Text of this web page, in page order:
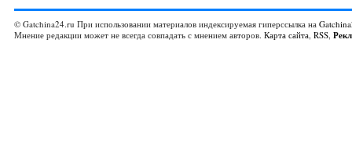
© Gatchina24.ru При использовании материалов индексируемая гиперссылка на
Мнение редакции может не всегда совпадать с мнением авторов. Карта сайта, RSS,